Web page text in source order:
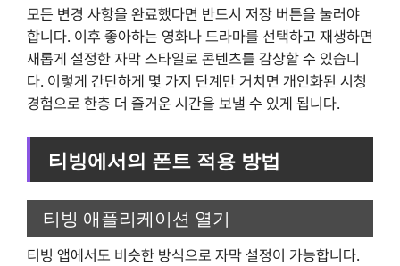
모든 변경 사항을 완료했다면 반드시 저장 버튼을 눌러야
합니다. 이후 좋아하는 영화나 드라마를 선택하고 재생하면
새롭게 설정한 자막 스타일로 콘텐츠를 감상할 수 있습니
다. 이렇게 간단하게 몇 가지 단계만 거치면 개인화된 시청
경험으로 한층 더 즐거운 시간을 보낼 수 있게 됩니다.
티빙에서의 폰트 적용 방법
티빙 애플리케이션 열기
티빙 앱에서도 비슷한 방식으로 자막 설정이 가능합니다.